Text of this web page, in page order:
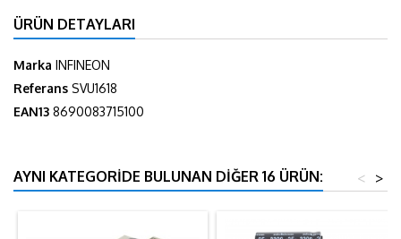
ÜRÜN DETAYLARI
Marka INFINEON
Referans SVU1618
EAN13 8690083715100
AYNI KATEGORIDE BULUNAN DIĞER 16 ÜRÜN: >
<